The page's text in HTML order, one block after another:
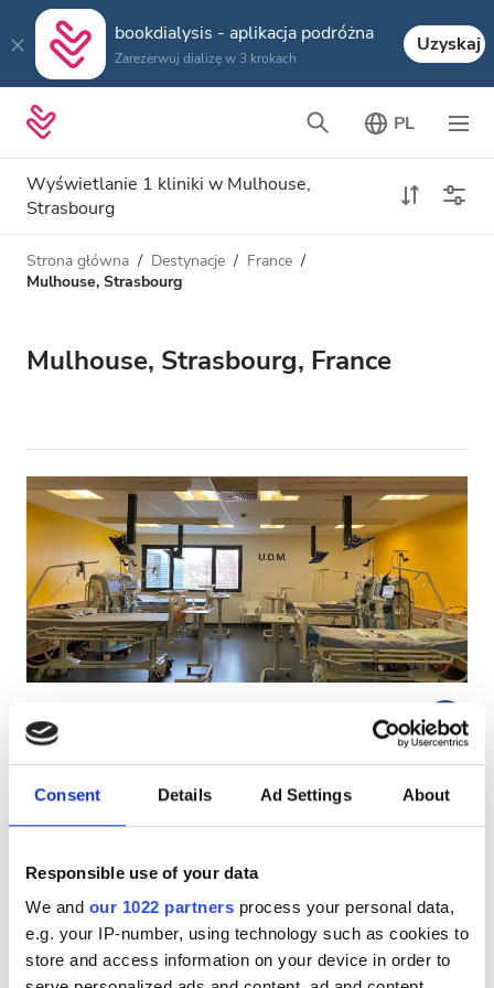
Consent Details Ad Settings About
Responsible use of your data
We and our 1022 partners process your personal data,
e.g. your IP-number, using technology such as cookies to
store and access information on your device in order to
bookdialysis - aplikacja podróżna
Zarezerwuj dializę w 3 krokach
Uzyskaj
PL
Wyświetlanie 1 kliniki w Mulhouse,
Strasbourg
Typ dializy
Dializa HD
Akceptuje
Pacjentów z HIV
Pacjentów z wirusem zapalenia wątroby typu B
Pacjentów z wirusem zapalenia wątroby typu C
EHIC
Udogodnienia
Darmowe WiFi
Ekrany TV
Odległość
Ocena
Strona główna Destynacje
France
Mulhouse, Strasbourg
Mulhouse, Strasbourg, France
Centre de Dialyse Diaverum
Mulhouse
Mulhouse, Strasbourg, France
99.13 km od centrum miasta
4 Reviews
9.1
Pokryte przez EHIC
Przekąski Darmowe WiFi
Darmowy parking
Za zabieg